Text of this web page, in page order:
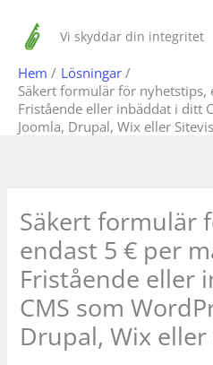
Vi skyddar din integritet
Hem
Lösningar
Säkert formulär för nyhetstips,
Fristående eller inbäddat i ditt
Joomla, Drupal, Wix eller
Säkert formulär
endast 5 € per
Fristående eller
CMS som
Drupal, Wix